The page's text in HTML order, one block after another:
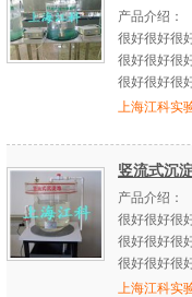
产品介绍：
很好很好很
很好很好很
很好很好很
上海江科实
竖流式沉
产品介绍：
很好很好很
很好很好很
很好很好很
上海江科实